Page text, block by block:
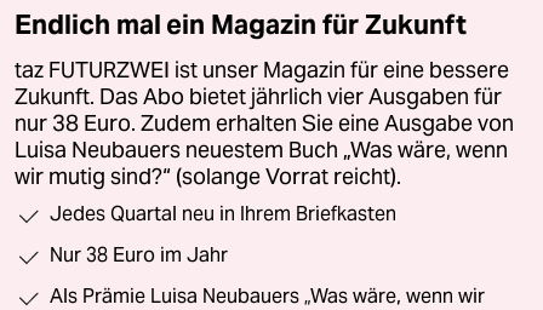
Endlich mal ein Magazin für Zukunft
taz FUTURZWEI ist unser Magazin für eine bessere
Zukunft. Das Abo bietet jährlich vier Ausgaben für
nur 38 Euro. Zudem erhalten Sie eine Ausgabe von
Luisa Neubauers neuestem Buch „Was wäre, wenn
wir mutig sind?“ (solange Vorrat reicht).
Jedes Quartal neu in Ihrem Briefkasten
Nur 38 Euro im Jahr
Als Prämie Luisa Neubauers „Was wäre, wenn wir